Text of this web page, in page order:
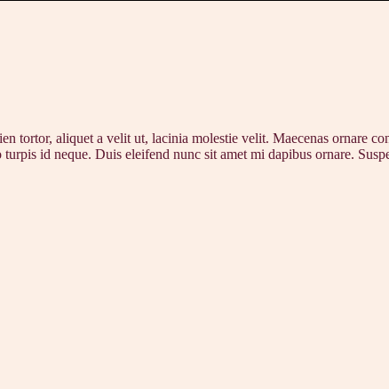
tortor, aliquet a velit ut, lacinia molestie velit. Maecenas ornare
id neque. Duis eleifend nunc sit amet mi dapibus ornare.